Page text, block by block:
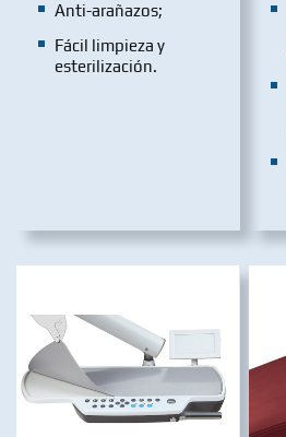
Anti-arañazos;
Fácil limpieza y
esterilización.